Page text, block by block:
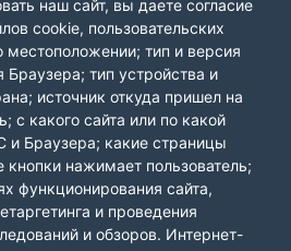
наш сайт, вы даете согласие
cookie, пользовательских
местоположении; тип и версия
тип устройства и
источник откуда пришел на
с какого сайта или по какой
и Браузера; какие страницы
кнопки нажимает пользователь;
функционирования сайта,
и проведения
и обзоров. Интернет-